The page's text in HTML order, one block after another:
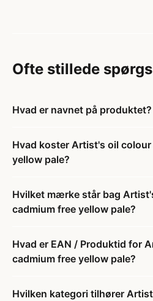
Ofte stillede
Hvad er navnet på produktet?
Hvad koster Artist's oil
yellow pale?
Hvilket mærke står bag
cadmium free yellow pale?
Hvad er EAN / Produktid for
cadmium free yellow pale?
Hvilken kategori tilhører